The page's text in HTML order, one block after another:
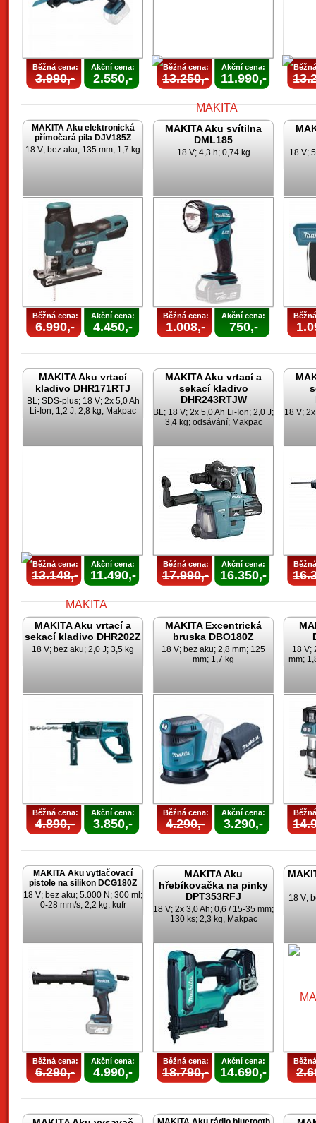
Běžná cena:
3.990,-
Akční cena:
2.550,-
Běžná cena:
13.250,-
Akční cena:
11.990,-
MAKITA Aku elektronická
přímočará pila DJV185Z
18 V; bez aku; 135 mm; 1,7 kg
Běžná cena:
6.990,-
Akční cena:
4.450,-
MAKITA Aku svítilna
DML185
18 V; 4,3 h; 0,74 kg
Běžná cena:
1.008,-
Akční cena:
750,-
18 V;
MAKITA Aku vrtací
kladivo DHR171RTJ
BL; SDS-plus; 18 V; 2x 5,0 Ah
Li-Ion; 1,2 J; 2,8 kg; Makpac
Běžná cena:
13.148,-
Akční cena:
11.490,-
MAKITA Aku vrtací a
sekací kladivo
DHR243RTJW
BL; 18 V; 2x 5,0 Ah Li-Ion; 2,0 J;
3,4 kg; odsávání; Makpac
Běžná cena:
17.990,-
Akční cena:
16.350,-
18 V;
MAKITA Aku vrtací a
sekací kladivo DHR202Z
18 V; bez aku; 2,0 J; 3,5 kg
Běžná cena:
4.890,-
Akční cena:
3.850,-
MAKITA Excentrická
bruska DBO180Z
18 V; bez aku; 2,8 mm; 125
mm; 1,7 kg
Běžná cena:
4.290,-
Akční cena:
3.290,-
18 V;
mm;
MAKITA Aku vytlačovací
pistole na silikon DCG180Z
18 V; bez aku; 5.000 N; 300 ml;
0-28 mm/s; 2,2 kg; kufr
Běžná cena:
6.290,-
Akční cena:
4.990,-
MAKITA Aku
hřebíkovačka na pinky
DPT353RFJ
18 V; 2x 3,0 Ah; 0,6 / 15-35 mm;
130 ks; 2,3 kg, Makpac
Běžná cena:
18.790,-
Akční cena:
14.690,-
18 V;